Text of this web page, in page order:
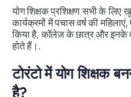
योग शिक्षक प्रशिक्षण सभी के लिए
कार्यक्रमों में पचास वर्ष की
किया है, कॉलेज के छात्र और इनके
होते हैं।.
टोरंटो में योग शिक्षक
है?